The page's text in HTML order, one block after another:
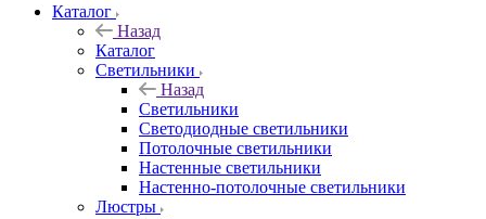
Каталог
Назад
Каталог
Светильники
Назад
Светильники
Светодиодные светильники
Потолочные светильники
Настенные светильники
Настенно-потолочные светильники
Люстры